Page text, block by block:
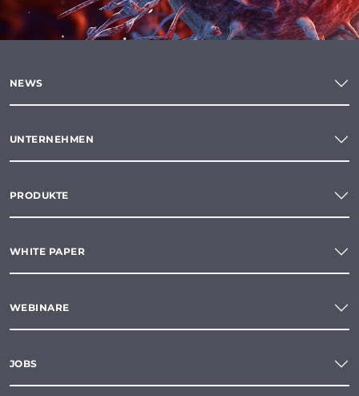
NEWS
UNTERNEHMEN
PRODUKTE
WHITE PAPER
WEBINARE
JOBS